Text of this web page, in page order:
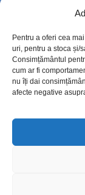
Pentru a oferi cea
uri, pentru a stoca și/
Consimțământul
cum ar fi
nu îți dai
afecte negative
Contact
Politica
Politică